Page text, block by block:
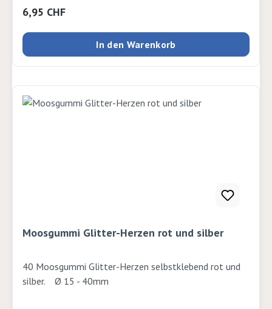
Regulärer Preis:
6,95 CHF
In den Warenkorb
Moosgummi Glitter-Herzen rot und silber
40 Moosgummi Glitter-Herzen selbstklebend rot und
silber. Ø 15 - 40mm